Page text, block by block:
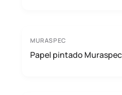
MURASPEC
Papel pintado